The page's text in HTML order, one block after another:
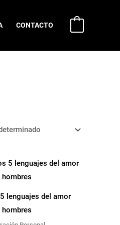
CONTACTO
lenguajes del amor
hombres